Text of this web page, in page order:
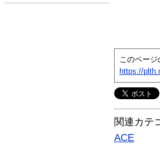
このページ
https://
関連カテ
ACE